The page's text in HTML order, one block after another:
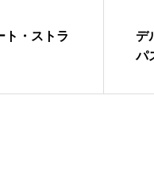
ト・ストラ
デ
パ